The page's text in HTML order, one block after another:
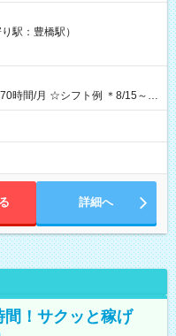
駅：豊橋駅）
例 ＊8/15～
17：00～21：00 ＊8/31
12：00～16：00 ＊9/6～
詳細へ
！サクッと稼げ